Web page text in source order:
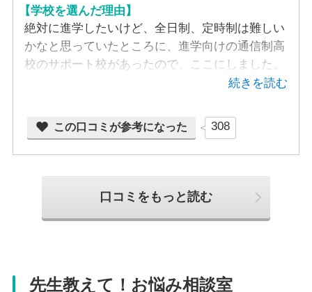
続きを読む
【学校を選んだ理由】
絶対に進学したいけど、全日制、定時制は難しい
かなと思っていたところに、進学向けの通信制高
校のサポート校があったので、ここにしました。
この口コミが参考になった 308
口コミをもっと読む
先生教えて！お悩み相談室